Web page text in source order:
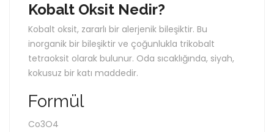
Kobalt Oksit Nedir?
Kobalt oksit, zararlı bir alerjenik bileşiktir. Bu
inorganik bir bileşiktir ve çoğunlukla trikobalt
tetraoksit olarak bulunur. Oda sıcaklığında, siyah,
kokusuz bir katı maddedir.
Formül
Co3O4